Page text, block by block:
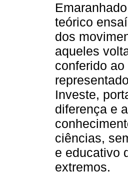
teórico
dos
aqueles
conferido
Investe,
diferença e
ciências,
e educativo
extremos.